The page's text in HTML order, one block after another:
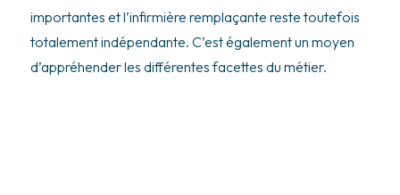
importantes et l’infirmière remplaçante reste toutefois
totalement indépendante. C’est également un moyen
d’appréhender les différentes facettes du métier.